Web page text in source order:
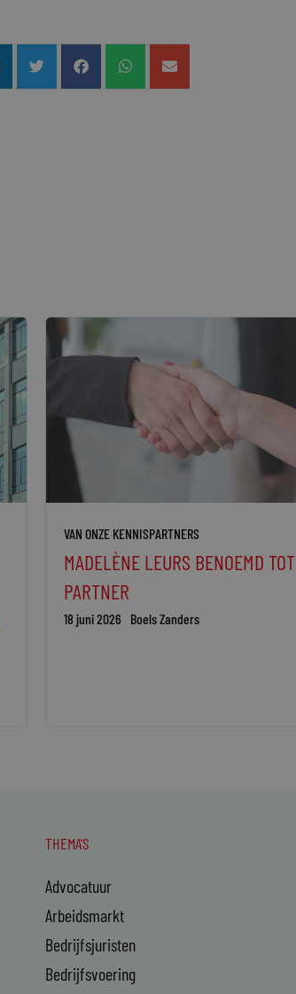
VAN ONZE KENNISPARTNERS
MADELÈNE LEURS BENOEMD TOT
PARTNER
18 juni 2026 Boels Zanders
THEMA'S
Advocatuur
Arbeidsmarkt
Bedrijfsjuristen
Bedrijfsvoering